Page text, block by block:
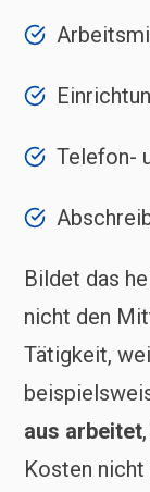
Telefon-
Bildet das
nicht den
Tätigkeit,
aus arbeitet
Kosten